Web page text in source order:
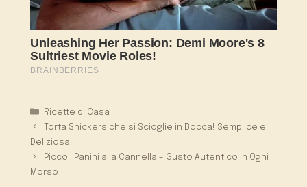
Categorie
Ricette di Casa
Torta Snickers che si Scioglie in Bocca! Semplice e
Deliziosa!
Piccoli Panini alla Cannella – Gusto Autentico in Ogni
Morso